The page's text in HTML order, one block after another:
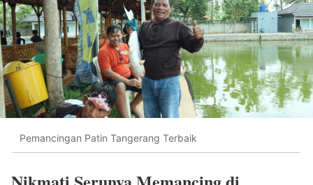
Pemancingan Patin Tangerang Terbaik